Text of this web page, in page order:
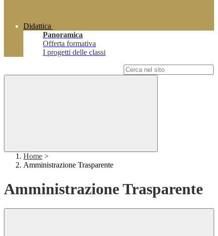
Didattica
Panoramica
Offerta formativa
I progetti delle classi
Home >
Amministrazione Trasparente
Amministrazione Trasparente